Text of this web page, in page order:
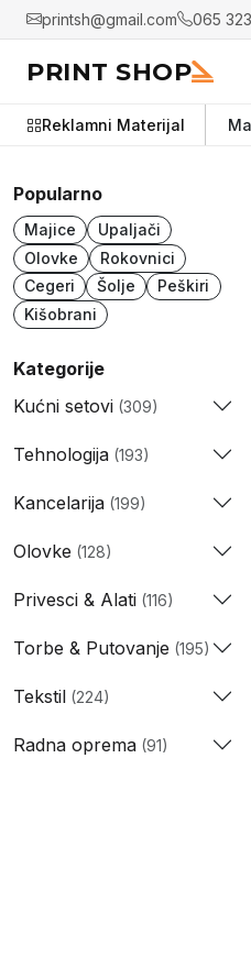
printsh@gmail.com 065
PRINT SHOP
Reklamni Materijal
Popularno
Majice
Upaljači
Olovke
Rokovnici
Cegeri
Šolje
Peškiri
Kišobrani
Kategorije
Kućni setovi (309)
Tehnologija (193)
Kancelarija (199)
Olovke (128)
Privesci & Alati (116)
Torbe & Putovanje (195)
Tekstil (224)
Radna oprema (91)